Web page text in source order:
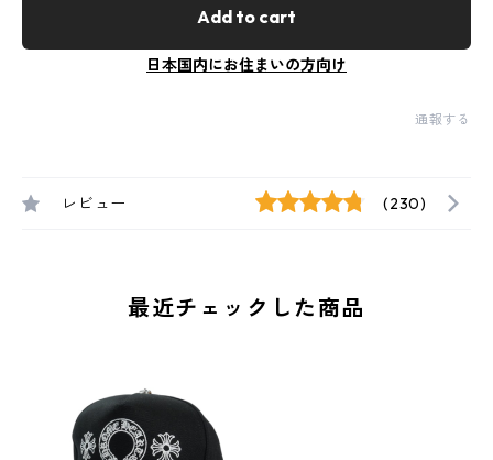
Add to cart
日本国内にお住まいの方向け
通報する
レビュー (230)
最近チェックした商品